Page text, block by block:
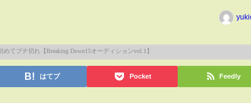
はてブ Pocket Feedly